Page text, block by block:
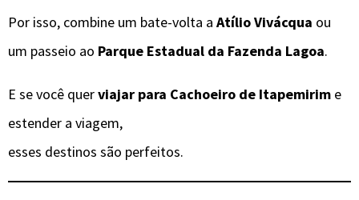
Por isso, combine um bate-volta a Atílio Vivácqua ou
um passeio ao Parque Estadual da Fazenda Lagoa.
E se você querviajar para Cachoeiro de Itapemirim e
estender a viagem,
esses destinos são perfeitos.